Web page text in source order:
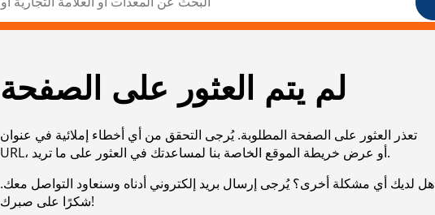
لم يتم العثور على الصفحة
تعذر العثور على الصفحة المطلوبة. يُرجى التحقق من أي أخطاء إملائية في عنوان
URL، أو عرض خريطة الموقع الخاصة بنا لمساعدتك في العثور على ما تريد.
هل لديك أي مشكلة أخرى؟ يُرجى إرسال بريد إلكتروني أدناه وسنعاود التواصل معك.
شكرًا على صبرك!